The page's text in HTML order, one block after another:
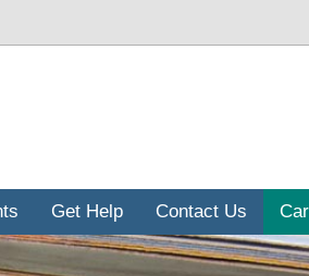
Get Help Contact Us